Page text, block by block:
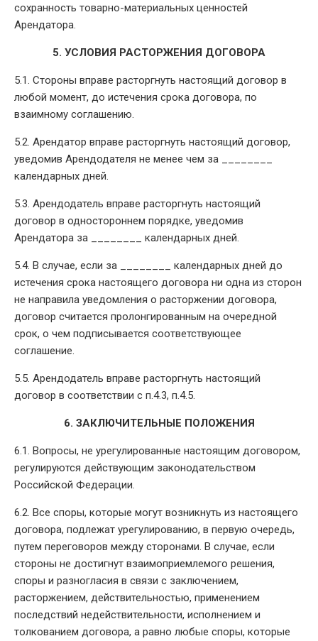
сохранность товарно-материальных ценностей
Арендатора.
5. УСЛОВИЯ РАСТОРЖЕНИЯ ДОГОВОРА
5.1. Стороны вправе расторгнуть настоящий договор в
любой момент, до истечения срока договора, по
взаимному соглашению.
5.2. Арендатор вправе расторгнуть настоящий договор,
уведомив Арендодателя не менее чем за ________
календарных дней.
5.3. Арендодатель вправе расторгнуть настоящий
договор в одностороннем порядке, уведомив
Арендатора за ________ календарных дней.
5.4. В случае, если за ________ календарных дней до
истечения срока настоящего договора ни одна из сторон
не направила уведомления о расторжении договора,
договор считается пролонгированным на очередной
срок, о чем подписывается соответствующее
соглашение.
5.5. Арендодатель вправе расторгнуть настоящий
договор в соответствии с п.4.3, п.4.5.
6. ЗАКЛЮЧИТЕЛЬНЫЕ ПОЛОЖЕНИЯ
6.1. Вопросы, не урегулированные настоящим договором,
регулируются действующим законодательством
Российской Федерации.
6.2. Все споры, которые могут возникнуть из настоящего
договора, подлежат урегулированию, в первую очередь,
путем переговоров между сторонами. В случае, если
стороны не достигнут взаимоприемлемого решения,
споры и разногласия в связи с заключением,
расторжением, действительностью, применением
последствий недействительности, исполнением и
толкованием договора, а равно любые споры, которые